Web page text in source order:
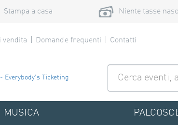
Stampa a casa Niente tasse
vendita Domande frequenti Contatti
MUSICA